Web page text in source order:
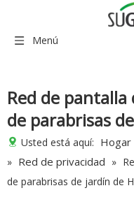
Menú
Red de
de parabrisas
Usted está aquí: Hogar
» Red de privacidad »
de parabrisas de jardín de